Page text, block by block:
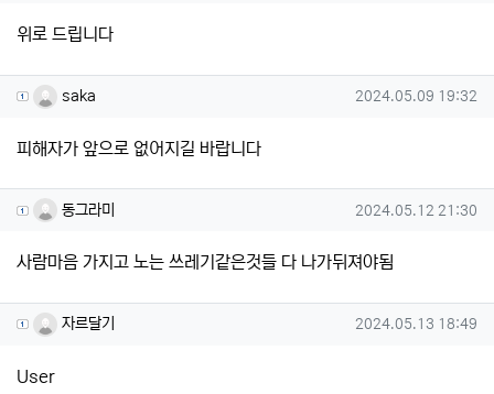
위로 드립니다
saka님의 댓글
saka 작성일
2024.05.09 19:32
피해자가 앞으로 없어지길 바랍니다
동그라미님의 댓글
동그라미 작성일
2024.05.12 21:30
사람마음 가지고 노는 쓰레기같은것들 다 나가뒤져야됨
자르달기님의 댓글
자르달기 작성일
2024.05.13 18:49
User